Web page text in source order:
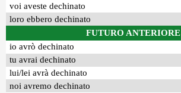
voi aveste dechinato
loro ebbero dechinato
FUTURO ANTERIORE
io avrò dechinato
tu avrai dechinato
lui/lei avrà dechinato
noi avremo dechinato